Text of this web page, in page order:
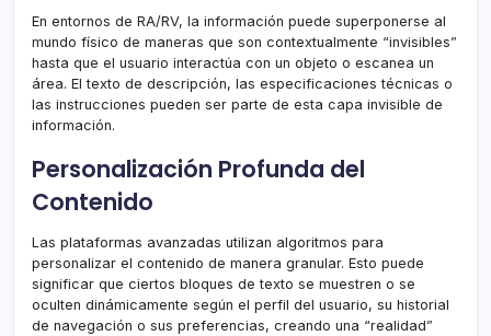
En entornos de RA/RV, la información puede superponerse al
mundo físico de maneras que son contextualmente “invisibles”
hasta que el usuario interactúa con un objeto o escanea un
área. El texto de descripción, las especificaciones técnicas o
las instrucciones pueden ser parte de esta capa invisible de
información.
Personalización Profunda del
Contenido
Las plataformas avanzadas utilizan algoritmos para
personalizar el contenido de manera granular. Esto puede
significar que ciertos bloques de texto se muestren o se
oculten dinámicamente según el perfil del usuario, su historial
de navegación o sus preferencias, creando una “realidad”